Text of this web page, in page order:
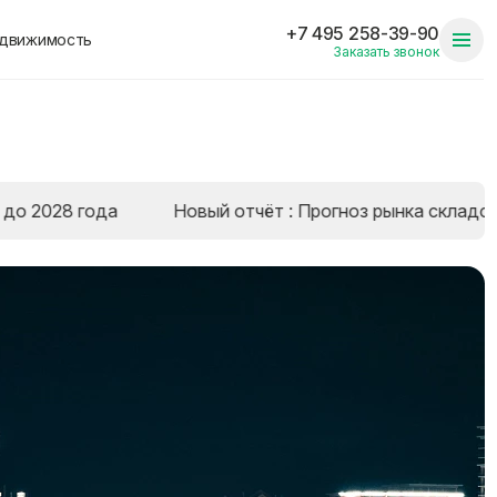
+7 495 258-39-90
Заказать звонок
года Новый отчёт : Прогноз рынка складской